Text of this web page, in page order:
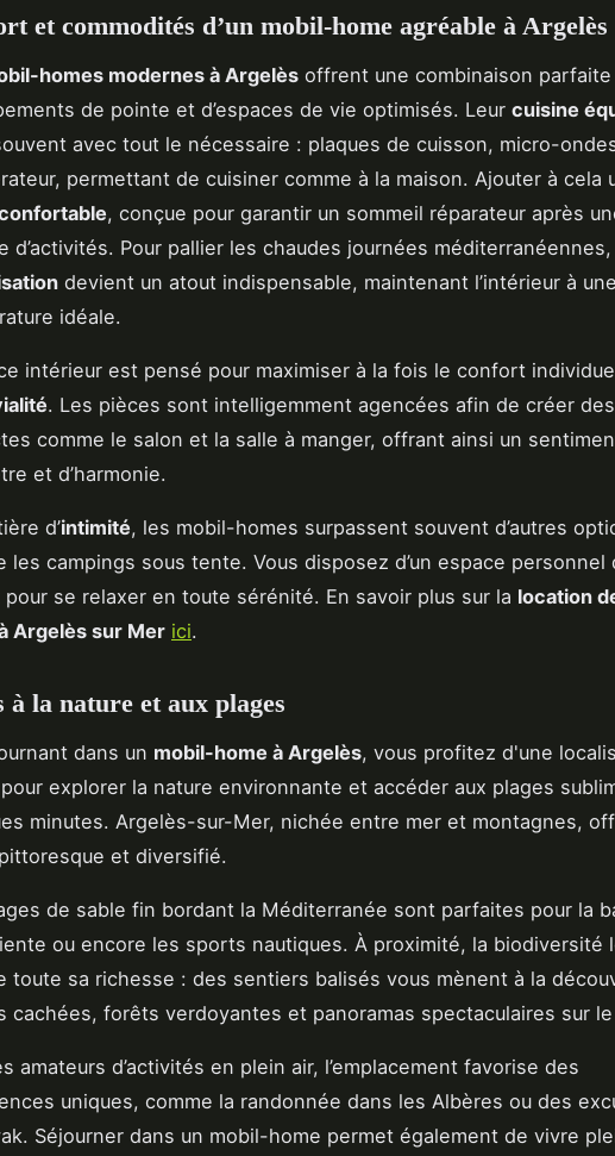
et commodités d’un mobil-home agréable à Argelès
homes modernes à Argelès offrent une combinaison parfaite
de pointe et d’espaces de vie optimisés. Leur cuisine
avec tout le nécessaire : plaques de cuisson, micro-
permettant de cuisiner comme à la maison. Ajouter à cela
, conçue pour garantir un sommeil réparateur après
d’activités. Pour pallier les chaudes journées méditerranéennes,
devient un atout indispensable, maintenant l’intérieur à une
idéale.
intérieur est pensé pour maximiser à la fois le confort
. Les pièces sont intelligemment agencées afin de créer
comme le salon et la salle à manger, offrant ainsi un
et d’harmonie.
d’intimité, les mobil-homes surpassent souvent d’autres
les campings sous tente. Vous disposez d’un espace personnel
se relaxer en toute sérénité. En savoir plus sur la location
Argelès sur Mer ici.
à la nature et aux plages
dans un mobil-home à Argelès, vous profitez d'une
explorer la nature environnante et accéder aux plages
minutes. Argelès-sur-Mer, nichée entre mer et montagnes,
et diversifié.
de sable fin bordant la Méditerranée sont parfaites pour la
ou encore les sports nautiques. À proximité, la biodiversité
toute sa richesse : des sentiers balisés vous mènent à la
cachées, forêts verdoyantes et panoramas spectaculaires sur
amateurs d’activités en plein air, l’emplacement favorise des
uniques, comme la randonnée dans les Albères ou des
Séjourner dans un mobil-home permet également de vivre